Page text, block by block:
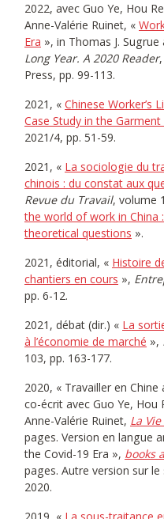
2022, avec Guo Ye, Hou
Anne-Valérie Ruinet, «
Era », in Thomas J.
Long Year. A 2020 Reader
Press, pp. 99-113.
2021, « Chinese Worker’s
Case Study in the
2021/4, pp. 51-59.
2021, « La sociologie du
chinois : du constat aux
Revue du Travail, volume
the world of work in
theoretical questions ».
2021, éditorial, « Histoire
chantiers en cours »,
pp. 6-12.
2021, débat (dir.) « La
à l’économie de marché »,
103, pp. 163-177.
2020, « Travailler en
co-écrit avec Guo Ye, Hou
Anne-Valérie Ruinet, La
pages. Version en langue
the Covid-19 Era », books
pages. Autre version sur le
2020.